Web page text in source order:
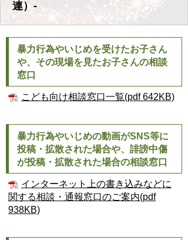
連）-
暴力行為やいじめを受けたお子さん
や、その現場を見たお子さんの相談
窓口
こども向け相談窓口一覧(pdf 642KB)
暴力行為やいじめの動画がSNS等に
投稿・拡散された場合や、誹謗中傷
が投稿・拡散された場合の相談窓口
インターネット上の書き込みなどに
関する相談・通報窓口のご案内(pdf
938KB)